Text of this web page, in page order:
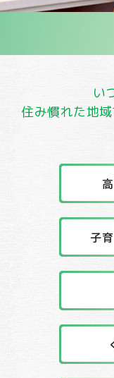
い
住み慣れた地
子